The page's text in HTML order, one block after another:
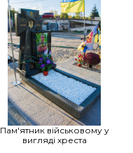
Пам'ятник військовому у
вигляді хреста